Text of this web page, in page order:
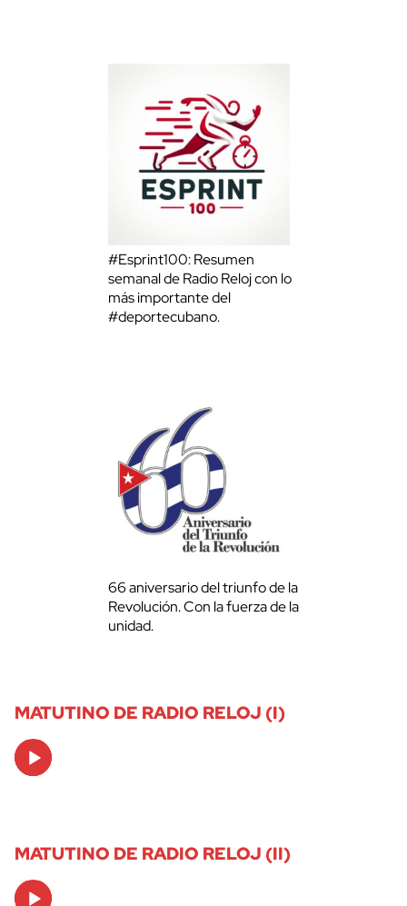
#Esprint100: Resumen
semanal de Radio Reloj con lo
más importante del
#deportecubano.
66 aniversario del triunfo de la
Revolución. Con la fuerza de la
unidad.
MATUTINO DE RADIO RELOJ (I)
Audio
Player
MATUTINO DE RADIO RELOJ (II)
Audio